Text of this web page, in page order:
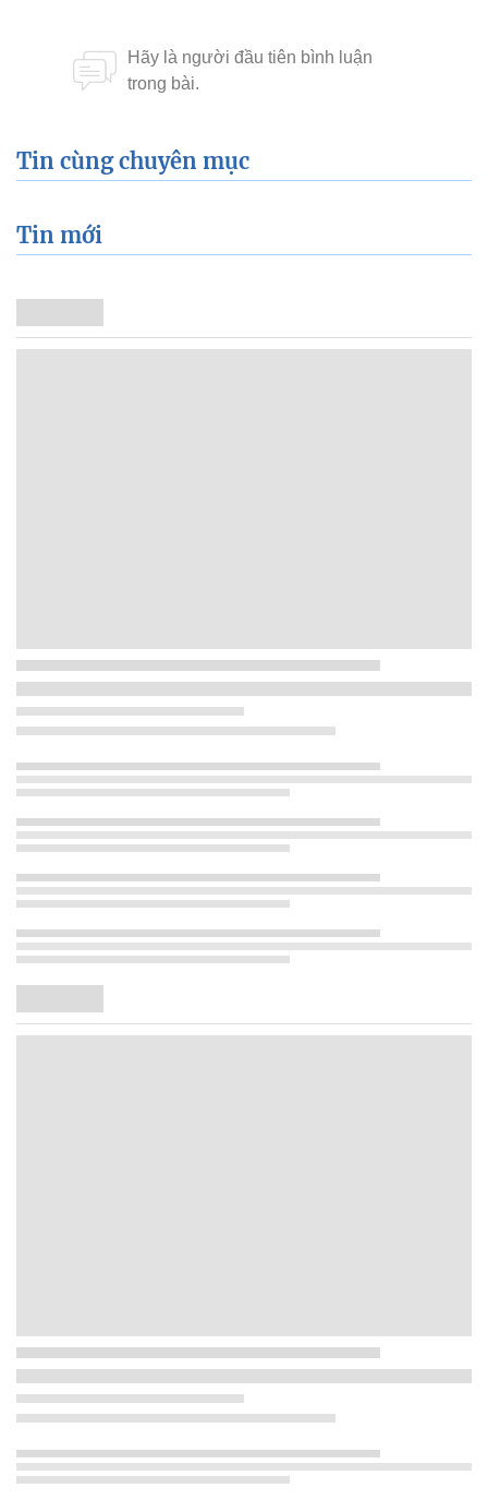
Tin cùng chuyên mục
Tin mới